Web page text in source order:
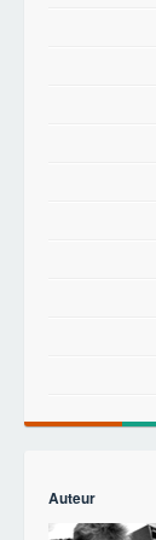
Auteur